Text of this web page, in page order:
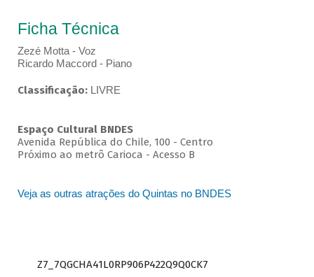
Ficha Técnica
Zezé Motta - Voz
Ricardo Maccord - Piano
Classificação: LIVRE
Espaço Cultural BNDES
Avenida República do Chile, 100 - Centro
Próximo ao metrô Carioca - Acesso B
Veja as outras atrações do Quintas no BNDES
Z7_7QGCHA41L0RP906P422Q9Q0CK7